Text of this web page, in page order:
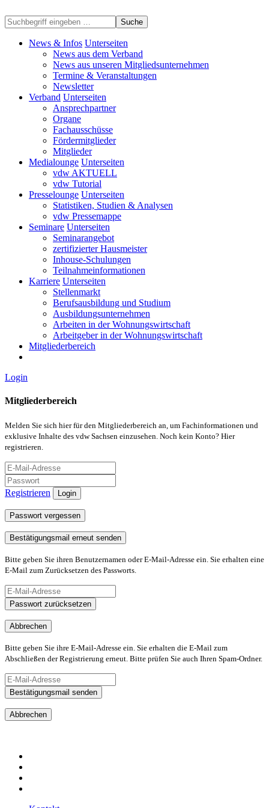
Suche
News & Infos Unterseiten
News aus dem Verband
News aus unseren Mitgliedsunternehmen
Termine & Veranstaltungen
Newsletter
Verband Unterseiten
Ansprechpartner
Organe
Fachausschüsse
Fördermitglieder
Mitglieder
Medialounge Unterseiten
vdw AKTUELL
vdw Tutorial
Presselounge Unterseiten
Statistiken, Studien & Analysen
vdw Pressemappe
Seminare Unterseiten
Seminarangebot
zertifizierter Hausmeister
Inhouse-Schulungen
Teilnahmeinformationen
Karriere Unterseiten
Stellenmarkt
Berufsausbildung und Studium
Ausbildungsunternehmen
Arbeiten in der Wohnungswirtschaft
Arbeitgeber in der Wohnungswirtschaft
Mitgliederbereich
Login
Mitgliederbereich
Melden Sie sich hier für den Mitgliederbereich an, um Fachinformationen und
exklusive Inhalte des vdw Sachsen einzusehen. Noch kein Konto? Hier
registrieren.
Registrieren Login
Passwort vergessen
Bestätigungsmail erneut senden
Bitte geben Sie ihren Benutzernamen oder E-Mail-Adresse ein. Sie erhalten eine
E-Mail zum Zurücksetzen des Passworts.
Passwort zurücksetzen
Abbrechen
Bitte geben Sie ihre E-Mail-Adresse ein. Sie erhalten die E-Mail zum
Abschließen der Registrierung erneut. Bitte prüfen Sie auch Ihren Spam-Ordner.
Bestätigungsmail senden
Abbrechen